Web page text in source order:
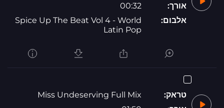
אורך:
00:32
אלבום:
Spice Up The Beat Vol 4 - World
Latin Pop
טראק:
Miss Undeserving Full Mix